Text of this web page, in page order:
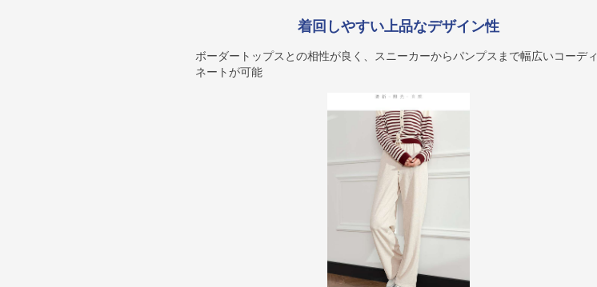
着回しやすい上品なデザイン性
ボーダートップスとの相性が良く、スニーカーからパンプスまで幅広いコーディ
ネートが可能